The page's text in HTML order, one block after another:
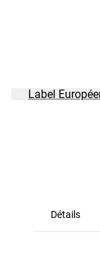
Label
Détails